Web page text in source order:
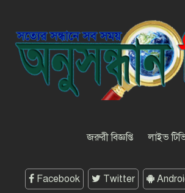
সাংবাদিকতার
প্রত্যয়, জেএসএস
কমিটির নতুন
শফিকের মুক্তি ও
দাবিতে চট্টগ্রামে
গণমাধ্যমের জন্য
জরুরী বিজ্ঞপ্তি লাইভ
Facebook Twitter